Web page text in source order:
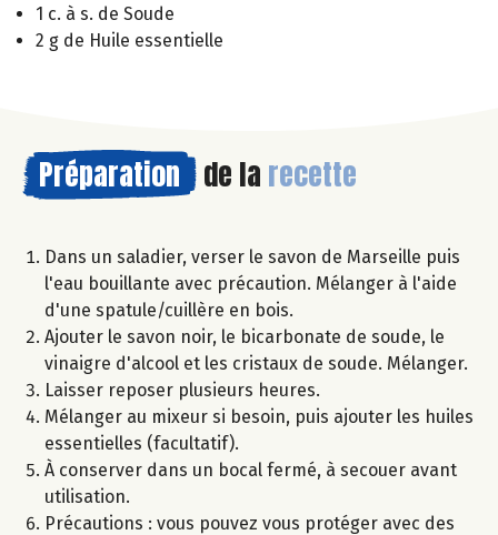
1 c. à s. de Soude
2 g de Huile essentielle
Préparation de la recette
Dans un saladier, verser le savon de Marseille puis
l'eau bouillante avec précaution. Mélanger à l'aide
d'une spatule/cuillère en bois.
Ajouter le savon noir, le bicarbonate de soude, le
vinaigre d'alcool et les cristaux de soude. Mélanger.
Laisser reposer plusieurs heures.
Mélanger au mixeur si besoin, puis ajouter les huiles
essentielles (facultatif).
À conserver dans un bocal fermé, à secouer avant
utilisation.
Précautions : vous pouvez vous protéger avec des